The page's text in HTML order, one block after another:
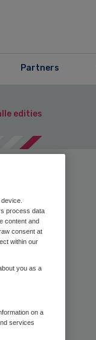
Partners
edities
process data
content and
consent at
within our
you as a
on a
services